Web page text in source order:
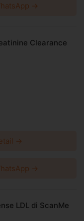
→
Clearance
→
→
LDL di ScanMe